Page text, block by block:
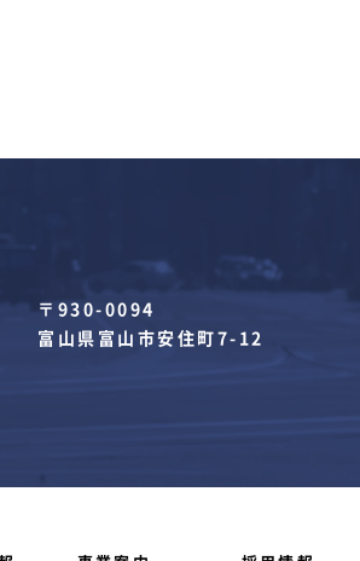
〒930-0094
富山県富山市安住町7-12